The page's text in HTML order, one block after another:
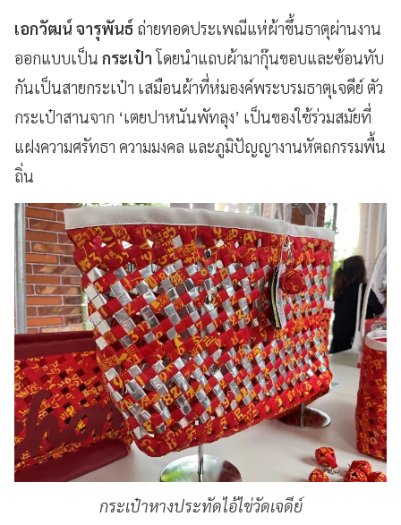
เอกวัฒน์ จารุพันธ์ ถ่ายทอดประเพณีแห่ผ้าขึ้นธาตุผ่านงาน
ออกแบบเป็น กระเป๋าโดยนำแถบผ้ามากุ๊นขอบและซ้อนทับ
กันเป็นสายกระเป๋า เสมือนผ้าที่ห่มองค์พระบรมธาตุเจดีย์ ตัว
กระเป๋าสานจาก ‘เตยปาหนันพัทลุง’ เป็นของใช้ร่วมสมัยที่
แฝงความศรัทธา ความมงคล และภูมิปัญญางานหัตถกรรมพื้น
ถิ่น
กระเป๋าหางประทัดไอ้ไข่วัดเจดีย์